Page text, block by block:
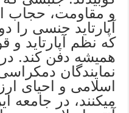
و مقاومت، حجاب
آپارتاید جنسی را
که نظم آپارتاید و
همیشه دفن کند.
نمایندگان
اسلامی و احیای
میکنند، در جامعه